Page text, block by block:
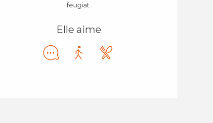
feugiat.
Elle aime